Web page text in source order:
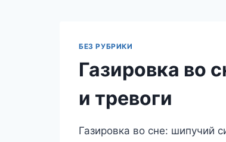
БЕЗ РУБРИКИ
Газировка во
и тревоги
Газировка во сне: шипучий